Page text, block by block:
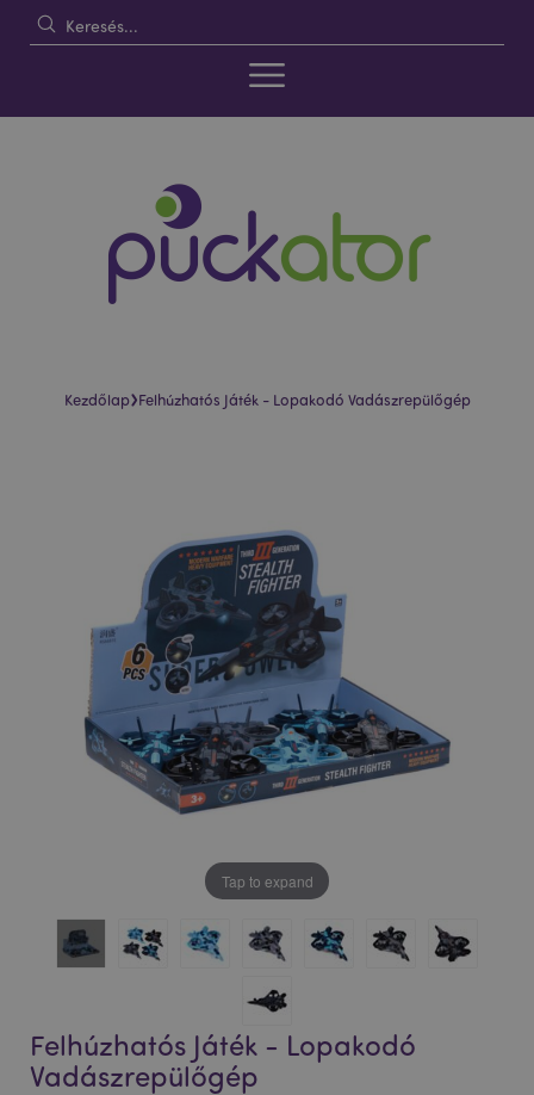
Kezdőlap›Felhúzhatós Játék - Lopakodó Vadászrepülőgép
Tap to expand
Felhúzhatós Játék - Lopakodó
Vadászrepülőgép